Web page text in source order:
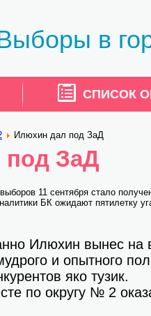
в
СПИСОК
Илюхин дал под ЗаД
ЗаД
11 сентября стало
БК ожидают пятилетку
Илюхин вынес на
и опытного
яко тузик.
по округу № 2